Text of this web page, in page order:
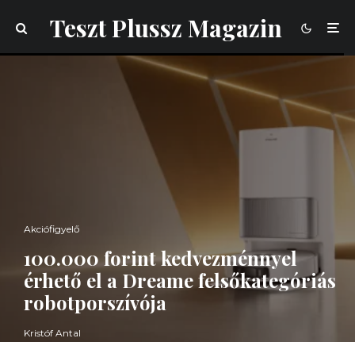
Teszt Plussz Magazin
Akciófigyelő
100.000 forint kedvezménnyel
érhető el a Dreame felsőkategóriás
robotporszívója
Kristóf Antal